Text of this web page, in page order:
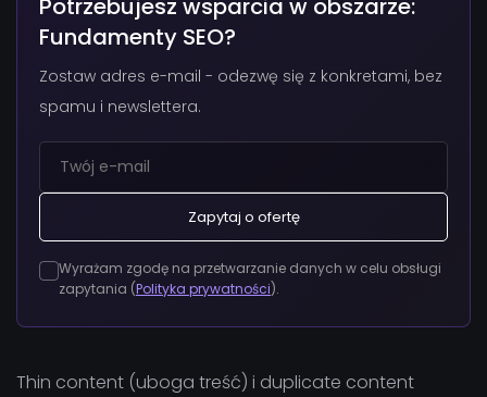
Potrzebujesz wsparcia w obszarze:
Fundamenty SEO?
Zostaw adres e-mail - odezwę się z konkretami, bez
spamu i newslettera.
Zapytaj o ofertę
Wyrażam zgodę na przetwarzanie danych w celu obsługi
zapytania (Polityka prywatności).
Thin content (uboga treść) i duplicate content